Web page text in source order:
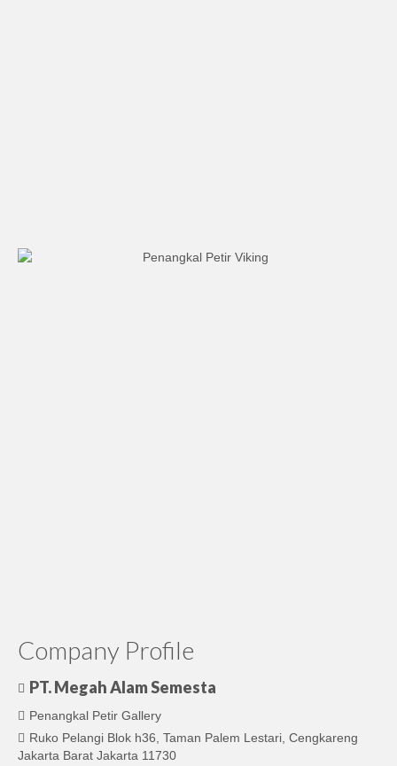
Company Profile
PT. Megah Alam Semesta
Penangkal Petir Gallery
Ruko Pelangi Blok h36, Taman Palem Lestari, Cengkareng
Jakarta Barat Jakarta 11730